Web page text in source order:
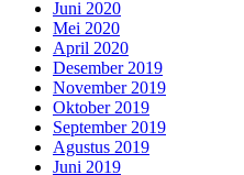
Juni 2020
Mei 2020
April 2020
Desember 2019
November 2019
Oktober 2019
September 2019
Agustus 2019
Juni 2019